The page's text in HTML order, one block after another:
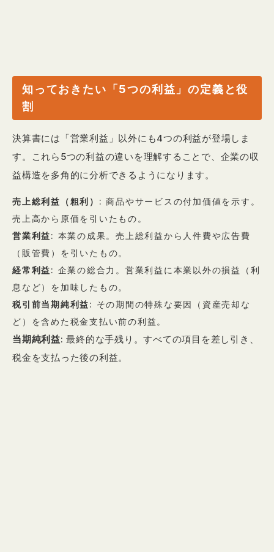
知っておきたい「5つの利益」の定義と役
割
決算書には「営業利益」以外にも4つの利益が登場しま
す。これら5つの利益の違いを理解することで、企業の収
益構造を多角的に分析できるようになります。
売上総利益（粗利） : 商品やサービスの付加価値を示す。
売上高から原価を引いたもの。
営業利益: 本業の成果。売上総利益から人件費や広告費
（販管費）を引いたもの。
経常利益: 企業の総合力。営業利益に本業以外の損益（利
息など）を加味したもの。
税引前当期純利益: その期間の特殊な要因（資産売却な
ど）を含めた税金支払い前の利益。
当期純利益: 最終的な手残り。すべての項目を差し引き、
税金を支払った後の利益。